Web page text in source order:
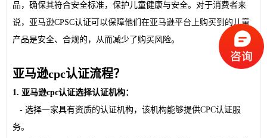
品，确保其符合安全标准，保护儿童健康与安全。对于消费者来
说，亚马逊CPSC认证可以保障他们在亚马逊平台上购买到的儿童
产品是安全、合规的，从而减少了购买风险。
亚马逊cpc认证流程？
1. 亚马逊cpc认证选择认证机构：
- 选择一家具有资质的认证机构，该机构能够提供CPC认证服
务。